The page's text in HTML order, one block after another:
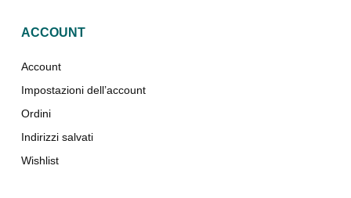
ACCOUNT
Account
Impostazioni dell’account
Ordini
Indirizzi salvati
Wishlist